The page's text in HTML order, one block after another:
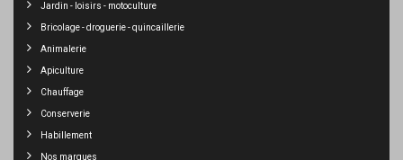
Jardin - loisirs - motoculture
Bricolage - droguerie - quincaillerie
Animalerie
Apiculture
Chauffage
Conserverie
Habillement
Nos marques